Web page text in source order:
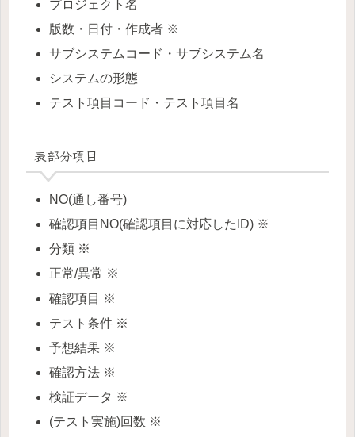
プロジェクト名
版数・日付・作成者 ※
サブシステムコード・サブシステム名
システムの形態
テスト項目コード・テスト項目名
表部分項目
NO(通し番号)
確認項目NO(確認項目に対応したID) ※
分類 ※
正常/異常 ※
確認項目 ※
テスト条件 ※
予想結果 ※
確認方法 ※
検証データ ※
(テスト実施)回数 ※